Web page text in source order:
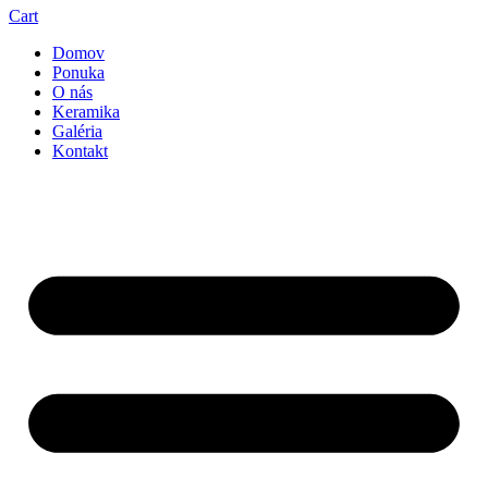
Cart
Domov
Ponuka
O nás
Keramika
Galéria
Kontakt